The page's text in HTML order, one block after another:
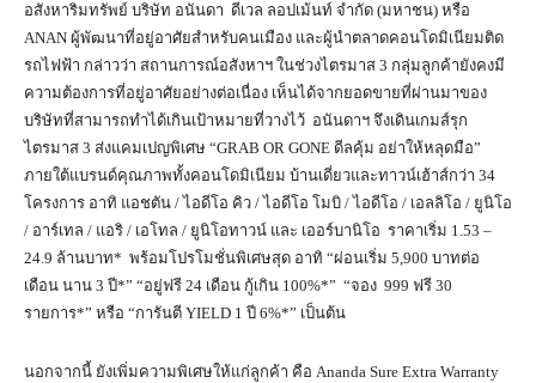
อสังหาริมทรัพย์ บริษัท อนันดา ดีเวล ลอปเม้นท์ จำกัด (มหาชน) หรือ
ANAN ผู้พัฒนาที่อยู่อาศัยสำหรับคนเมือง และผู้นำตลาดคอนโดมิเนียมติด
รถไฟฟ้า กล่าวว่า สถานการณ์อสังหาฯ ในช่วงไตรมาส 3 กลุ่มลูกค้ายังคงมี
ความต้องการที่อยู่อาศัยอย่างต่อเนื่อง เห็นได้จากยอดขายที่ผ่านมาของ
บริษัทที่สามารถทำได้เกินเป้าหมายที่วางไว้ อนันดาฯ จึงเดินเกมส์รุก
ไตรมาส 3 ส่งแคมเปญพิเศษ “GRAB OR GONE ดีลคุ้ม อย่าให้หลุดมือ”
ภายใต้แบรนด์คุณภาพทั้งคอนโดมิเนียม บ้านเดี่ยวและทาวน์เฮ้าส์กว่า 34
โครงการ อาทิ แอชตัน / ไอดีโอ คิว / ไอดีโอ โมบิ / ไอดีโอ / เอลลิโอ / ยูนิโอ
/ อาร์เทล / แอริ / เอโทล / ยูนิโอทาวน์ และ เออร์บานิโอ ราคาเริ่ม 1.53 –
24.9 ล้านบาท* พร้อมโปรโมชั่นพิเศษสุด อาทิ “ผ่อนเริ่ม 5,900 บาทต่อ
เดือน นาน 3 ปี*” “อยู่ฟรี 24 เดือน กู้เกิน 100%*” “จอง 999 ฟรี 30
รายการ*” หรือ “การันตี YIELD 1 ปี 6%*” เป็นต้น
นอกจากนี้ ยังเพิ่มความพิเศษให้แก่ลูกค้า คือ Ananda Sure Extra Warranty